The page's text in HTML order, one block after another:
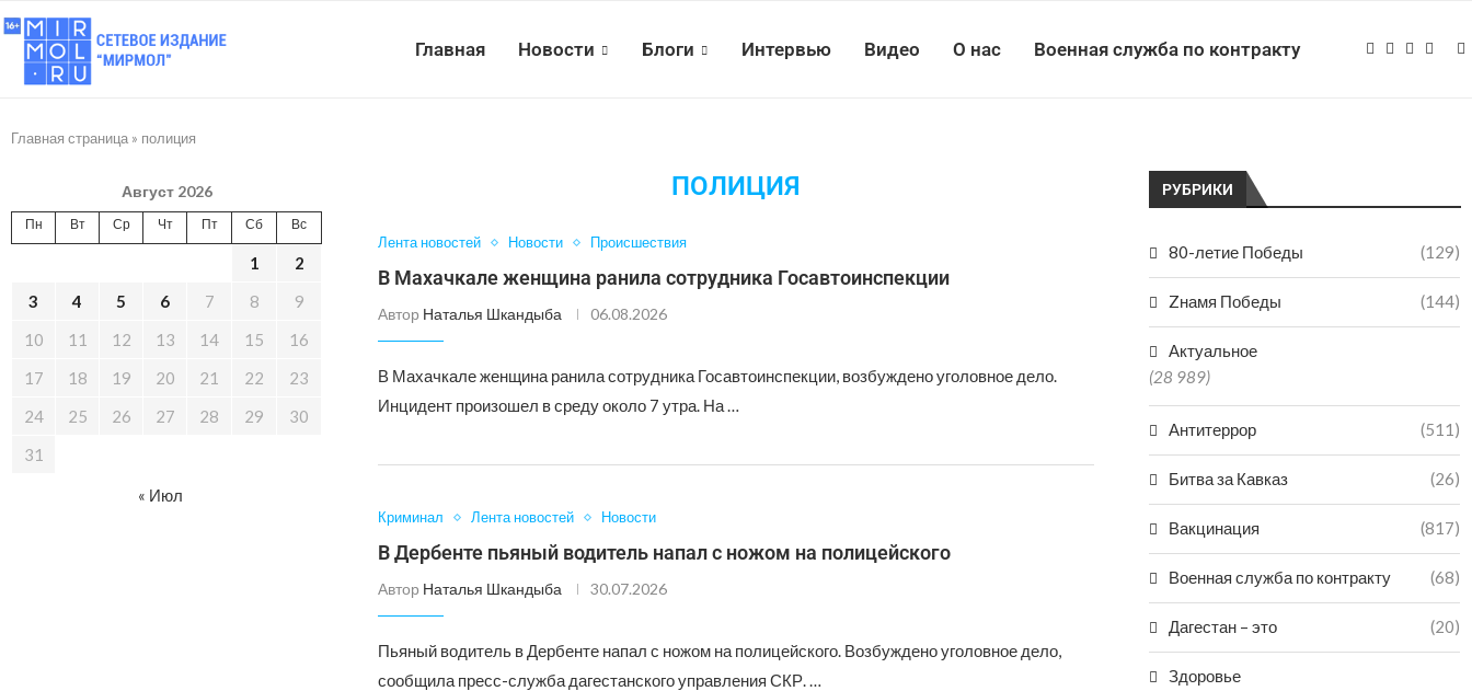
Главная Новости Блоги Интервью Видео О нас Военная служба по контракту
Главная страница » полиция
ПОЛИЦИЯ
Лента новостей Новости Происшествия
В Махачкале женщина ранила сотрудника Госавтоинспекции
Автор Наталья Шкандыба 06.08.2026
В Махачкале женщина ранила сотрудника Госавтоинспекции, возбуждено уголовное дело.
Инцидент произошел в среду около 7 утра. На …
Криминал Лента новостей Новости
В Дербенте пьяный водитель напал с ножом на полицейского
Автор Наталья Шкандыба 30.07.2026
Пьяный водитель в Дербенте напал с ножом на полицейского. Возбуждено уголовное дело,
сообщила пресс-служба дагестанского управления СКР. …
РУБРИКИ
80-летие Победы (129)
Zнамя Победы (144)
Актуальное
(28 989)
Антитеррор (511)
Битва за Кавказ (26)
Вакцинация (817)
Военная служба по контракту (68)
Дагестан – это (20)
Здоровье
Август 2026
Пн Вт Ср Чт Пт Сб Вс
1
2
3
4 5 6 7 8
9
10
11 12 13 14 15
16
17
18 19 20 21 22
23
24
25 26 27 28 29
30
31
« Июл